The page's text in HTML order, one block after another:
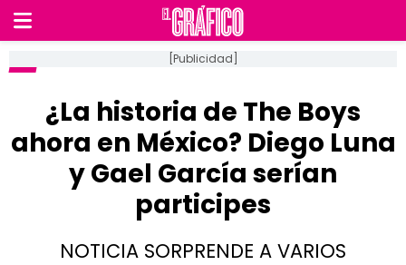
[Publicidad]
¿La historia de The Boys
ahora en México? Diego Luna
y Gael García serían
participes
NOTICIA SORPRENDE A VARIOS